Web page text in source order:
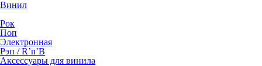
Винил
Рок
Поп
Электронная
Рэп / R’n’B
Аксессуары для винила